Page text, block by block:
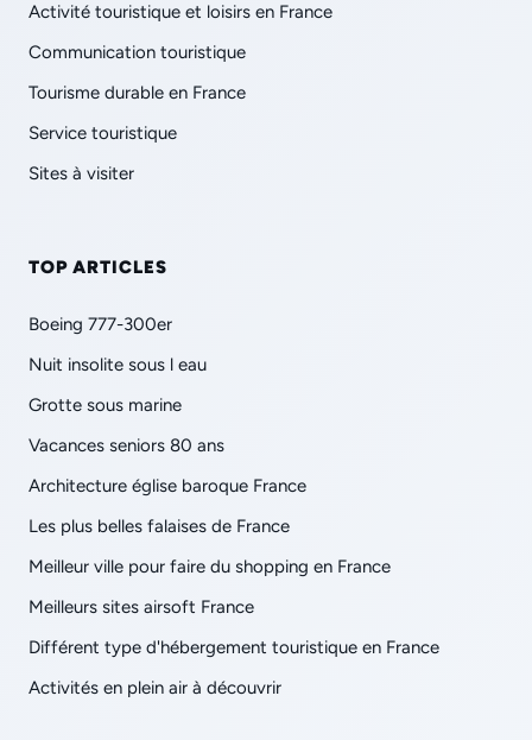
Activité touristique et loisirs en France
Communication touristique
Tourisme durable en France
Service touristique
Sites à visiter
TOP ARTICLES
Boeing 777-300er
Nuit insolite sous l eau
Grotte sous marine
Vacances seniors 80 ans
Architecture église baroque France
Les plus belles falaises de France
Meilleur ville pour faire du shopping en France
Meilleurs sites airsoft France
Différent type d'hébergement touristique en France
Activités en plein air à découvrir